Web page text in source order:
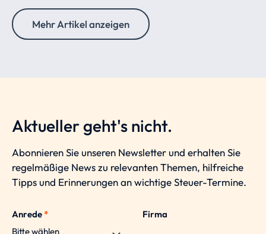
Mehr Artikel anzeigen
Aktueller geht's nicht.
Abonnieren Sie unseren Newsletter und erhalten Sie
regelmäßige News zu relevanten Themen, hilfreiche
Tipps und Erinnerungen an wichtige Steuer-Termine.
Anrede* Firma